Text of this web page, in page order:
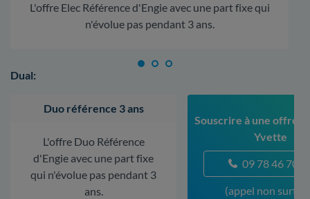
L'offre Elec Référence d'Engie avec une part fixe qui
n'évolue pas pendant 3 ans.
Dual:
Duo référence 3 ans
L'offre Duo Référence
d'Engie avec une part fixe
qui n'évolue pas pendant 3
ans.
Souscrire à une offre à
Yvette
09 78 46 70
(appel non